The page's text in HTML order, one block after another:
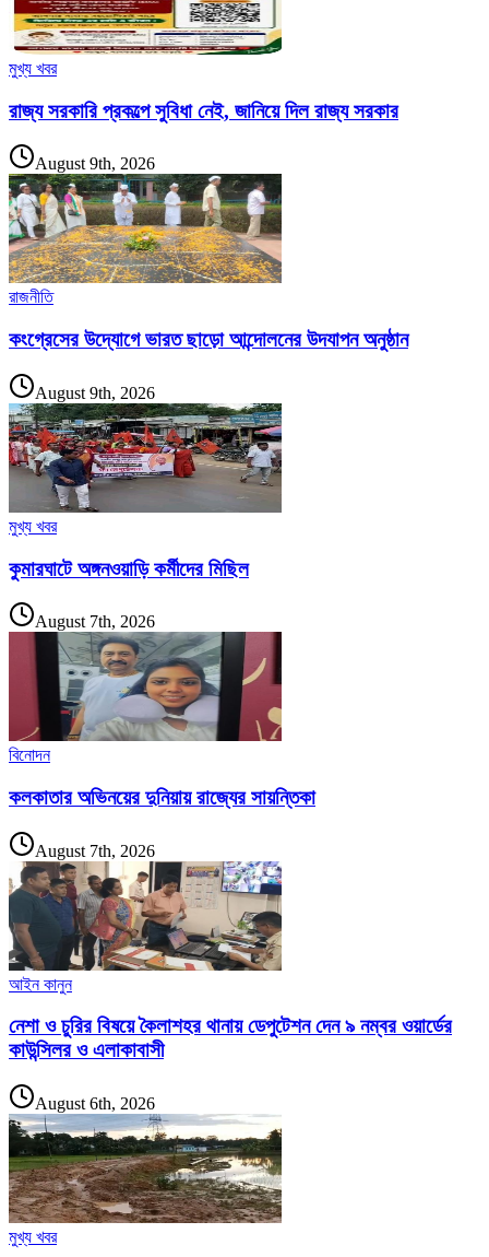
মুখ্য খবর
রাজ্য সরকারি প্রকল্পে সুবিধা নেই, জানিয়ে দিল রাজ্য সরকার
August 9th, 2026
রাজনীতি
কংগ্রেসের উদ্যোগে ভারত ছাড়ো আন্দোলনের উদযাপন অনুষ্ঠান
August 9th, 2026
মুখ্য খবর
কুমারঘাটে অঙ্গনওয়াড়ি কর্মীদের মিছিল
August 7th, 2026
বিনোদন
কলকাতার অভিনয়ের দুনিয়ায় রাজ্যের সায়ন্তিকা
August 7th, 2026
আইন কানুন
নেশা ও চুরির বিষয়ে কৈলাশহর থানায় ডেপুটেশন দেন ৯ নম্বর ওয়ার্ডের
কাউন্সিলর ও এলাকাবাসী
August 6th, 2026
মুখ্য খবর